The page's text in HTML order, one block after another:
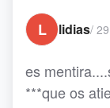
L
lidias/
es
***que os